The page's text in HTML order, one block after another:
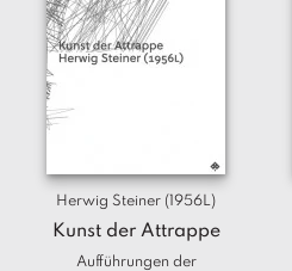
Herwig Steiner (1956L)
Kunst der Attrappe
Aufführungen der